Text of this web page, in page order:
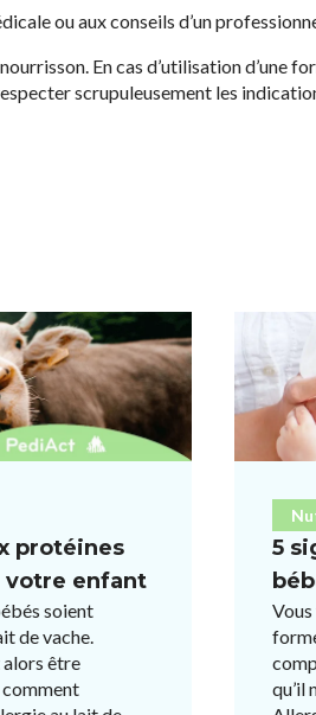
ou aux conseils d’un
En cas d’utilisation d’une
scrupuleusement les
protéines
votre enfant
soient
de vache.
être
5
Vous
qu’il